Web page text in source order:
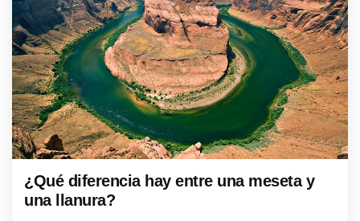
¿Qué diferencia hay entre una meseta y
una llanura?